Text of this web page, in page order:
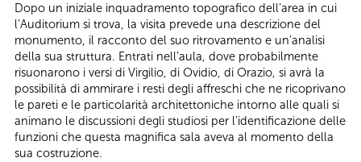
Dopo un iniziale inquadramento topografico dell’area in cui
l’Auditorium si trova, la visita prevede una descrizione del
monumento, il racconto del suo ritrovamento e un’analisi
della sua struttura. Entrati nell’aula, dove probabilmente
risuonarono i versi di Virgilio, di Ovidio, di Orazio, si avrà la
possibilità di ammirare i resti degli affreschi che ne ricoprivano
le pareti e le particolarità architettoniche intorno alle quali si
animano le discussioni degli studiosi per l’identificazione delle
funzioni che questa magnifica sala aveva al momento della
sua costruzione.